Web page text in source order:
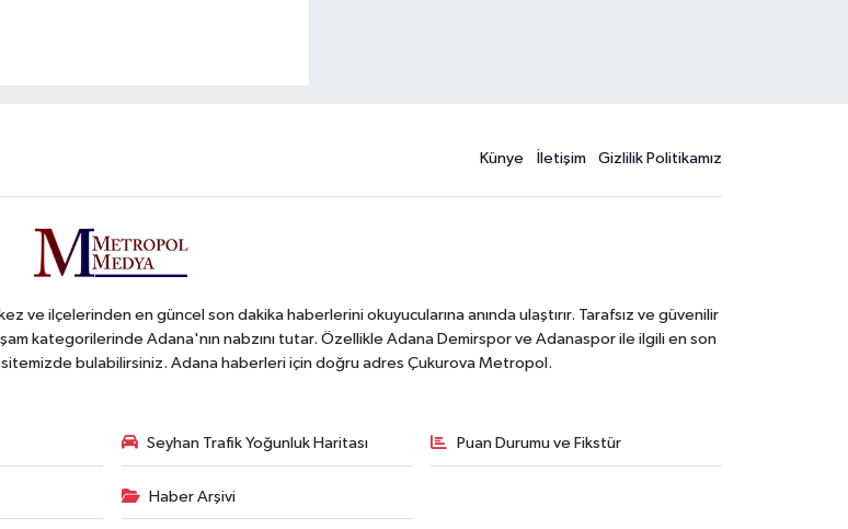
Künye İletişim Gizlilik Politikamız
ve ilçelerinden en güncel son dakika haberlerini okuyucularına anında ulaştırır. Tarafsız ve güvenilir
kategorilerinde Adana'nın nabzını tutar. Özellikle Adana Demirspor ve Adanaspor ile ilgili en son
bulabilirsiniz. Adana haberleri için doğru adres Çukurova Metropol.
Seyhan Trafik Yoğunluk Haritası Puan Durumu ve Fikstür
Haber Arşivi